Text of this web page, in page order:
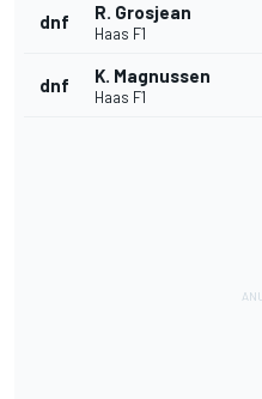
dnf R. Grosjean
Haas F1
dnf K. Magnussen
Haas F1